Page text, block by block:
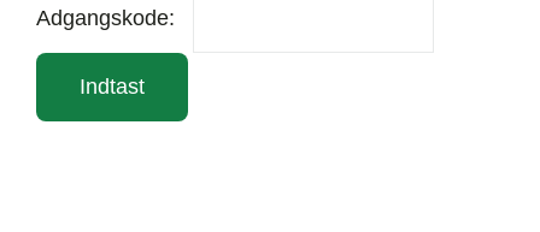
Information
Boligreglement
Adgangskode: